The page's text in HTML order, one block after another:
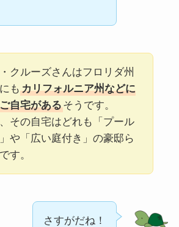
・クルーズさんはフロリダ州
も カリフォルニア州などに
自宅があるそうです。
その自宅はどれも「プール
や「広い庭付き」の豪邸ら
す。
さすがだね！